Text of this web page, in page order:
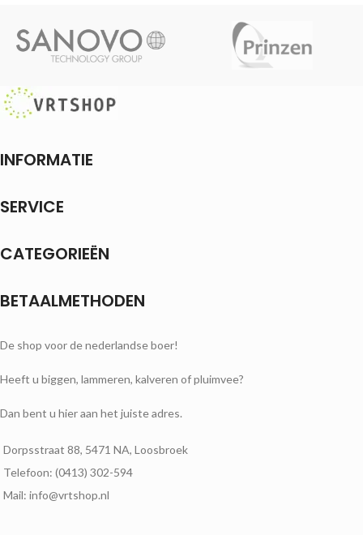
INFORMATIE
SERVICE
CATEGORIEËN
BETAALMETHODEN
De shop voor de nederlandse boer!
Heeft u biggen, lammeren, kalveren of pluimvee?
Dan bent u hier aan het juiste adres.
Dorpsstraat 88, 5471 NA, Loosbroek
Telefoon: (0413) 302-594
Mail: info@vrtshop.nl